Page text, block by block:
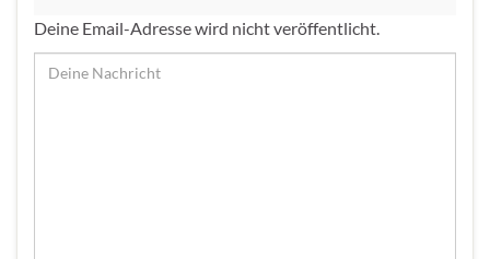
Deine Email-Adresse wird nicht veröffentlicht.